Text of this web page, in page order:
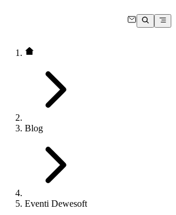
Blog
Eventi Dewesoft